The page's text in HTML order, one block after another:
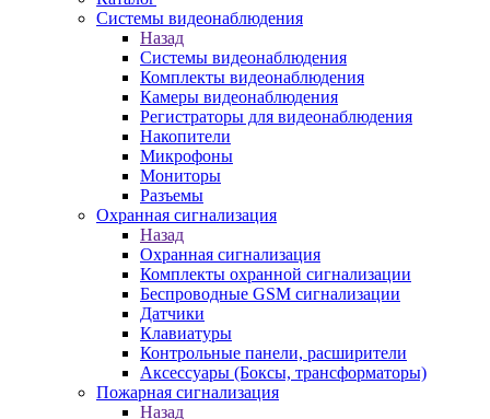
Системы видеонаблюдения
Назад
Системы видеонаблюдения
Комплекты видеонаблюдения
Камеры видеонаблюдения
Регистраторы для видеонаблюдения
Накопители
Микрофоны
Мониторы
Разъемы
Охранная сигнализация
Назад
Охранная сигнализация
Комплекты охранной сигнализации
Беспроводные GSM сигнализации
Датчики
Клавиатуры
Контрольные панели, расширители
Аксессуары (Боксы, трансформаторы)
Пожарная сигнализация
Назад